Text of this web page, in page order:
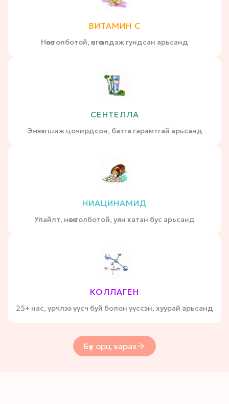
ВИТАМИН С
Нөсөө толботой, өнгөө алдаж гундсан арьсанд
СЕНТЕЛЛА
Эмзэгшиж цочирдсон, батга гарамтгай арьсанд
НИАЦИНАМИД
Улайлт, нөсөө толботой, уян хатан бус арьсанд
КОЛЛАГЕН
25+ нас, үрчлээ үүсч буй болон үүссэн, хуурай арьсанд
Бүх орц харах